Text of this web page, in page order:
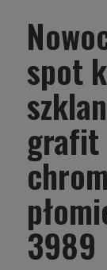
spot
grafit
3989